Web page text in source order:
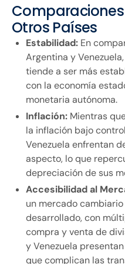
Otros Países
Estabilidad: En
Argentina y
tiende a ser más
con la economía
monetaria autónoma.
Inflación: Mientras
la inflación bajo
Venezuela enfrentan
aspecto, lo que
depreciación de sus
Accesibilidad al
un mercado
desarrollado, con
compra y venta de
y Venezuela
que complican las